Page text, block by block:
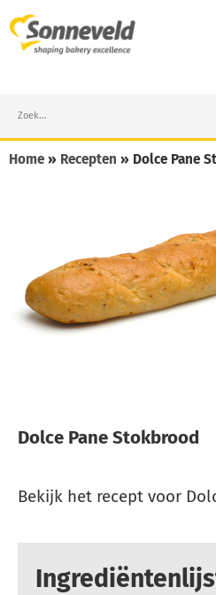
to
content
Search
Home » Recepten » Dolce Pane
Dolce Pane Stokbrood
Bekijk het recept voor